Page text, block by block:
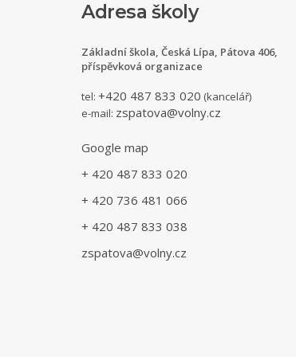
Adresa školy
Základní škola, Česká Lípa, Pátova 406,
příspěvková organizace
tel: +420 487 833 020 (kancelář)
e-mail: zspatova@volny.cz
Google map
+ 420 487 833 020
+ 420 736 481 066
+ 420 487 833 038
zspatova@volny.cz